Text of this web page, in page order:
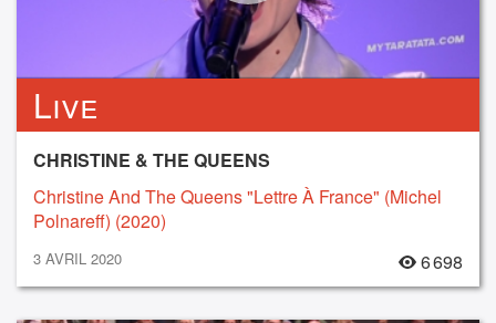
Live
CHRISTINE & THE QUEENS
Christine And The Queens "Lettre À France" (Michel
Polnareff) (2020)
3 AVRIL 2020 6 698